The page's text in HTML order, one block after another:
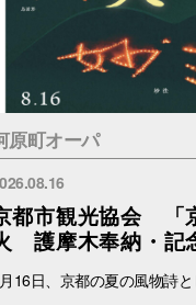
原町オーパ
都市観光協会 「
護摩木奉納・記